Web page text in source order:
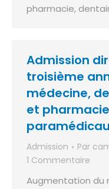
pharmacie,
Admission
troisième
médecine,
et
Admission Par
1 Commentaire
Augmentation du